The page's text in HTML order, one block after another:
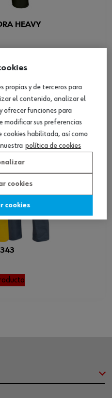
HEAVY
propias y de terceros para
el contenido, analizar el
ofrecer funciones para
modificar sus preferencias
habilitada, así como
política de cookies
cookies
cookies